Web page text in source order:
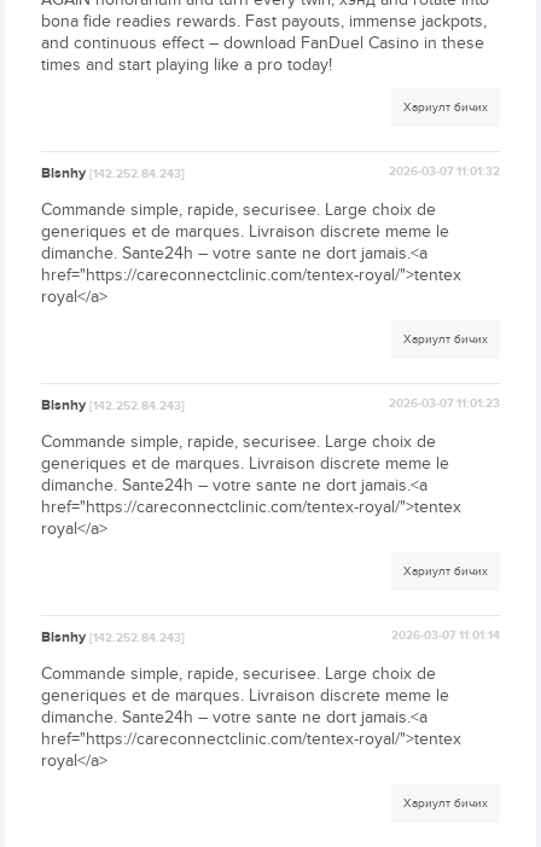
bona fide readies rewards. Fast payouts, immense jackpots,
and continuous effect – download FanDuel Casino in these
times and start playing like a pro today!
Хариулт бичих
Blsnhy[142.252.84.243] 2026-03-07 11:01:32
Commande simple, rapide, securisee. Large choix de
generiques et de marques. Livraison discrete meme le
dimanche. Sante24h – votre sante ne dort jamais.<a
href="https://careconnectclinic.com/tentex-royal/">tentex
royal</a>
Хариулт бичих
Blsnhy[142.252.84.243] 2026-03-07 11:01:23
Commande simple, rapide, securisee. Large choix de
generiques et de marques. Livraison discrete meme le
dimanche. Sante24h – votre sante ne dort jamais.<a
href="https://careconnectclinic.com/tentex-royal/">tentex
royal</a>
Хариулт бичих
Blsnhy[142.252.84.243] 2026-03-07 11:01:14
Commande simple, rapide, securisee. Large choix de
generiques et de marques. Livraison discrete meme le
dimanche. Sante24h – votre sante ne dort jamais.<a
href="https://careconnectclinic.com/tentex-royal/">tentex
royal</a>
Хариулт бичих